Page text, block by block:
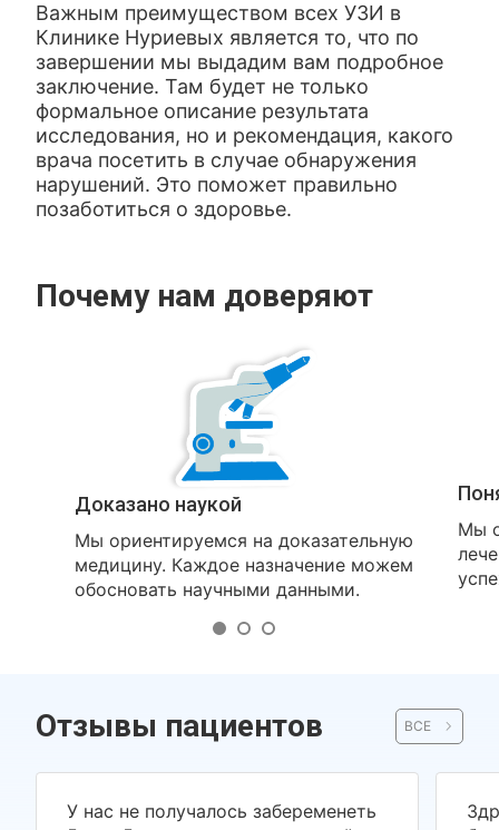
Важным преимуществом всех УЗИ в
Клинике Нуриевых является то, что по
завершении мы выдадим вам подробное
заключение. Там будет не только
формальное описание результата
исследования, но и рекомендация, какого
врача посетить в случае обнаружения
нарушений. Это поможет правильно
позаботиться о здоровье.
Почему нам доверяют
Доказано наукой
Мы ориентируемся на доказательную
медицину. Каждое назначение можем
обосновать научными данными.
Мы
Отзывы пациентов ВСЕ
У нас не получалось забеременеть